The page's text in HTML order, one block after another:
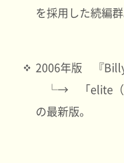
を採用した続編群
2006年版 『
└→ 「elite（エ
の最新版。